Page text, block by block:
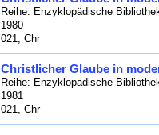
Reihe: Enzyklopädische
1980
021, Chr
Christlicher Glaube in
Reihe: Enzyklopädische
1981
021, Chr